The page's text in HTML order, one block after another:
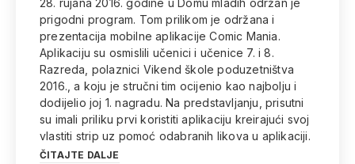
28. rujana 2016. godine u Domu mladih održan je
prigodni program. Tom prilikom je održana i
prezentacija mobilne aplikacije Comic Mania.
Aplikaciju su osmislili učenici i učenice 7. i 8.
Razreda, polaznici Vikend škole poduzetništva
2016., a koju je stručni tim ocijenio kao najbolju i
dodijelio joj 1. nagradu. Na predstavljanju, prisutni
su imali priliku prvi koristiti aplikaciju kreirajući svoj
vlastiti strip uz pomoć odabranih likova u aplikaciji.
ČITAJTE DALJE